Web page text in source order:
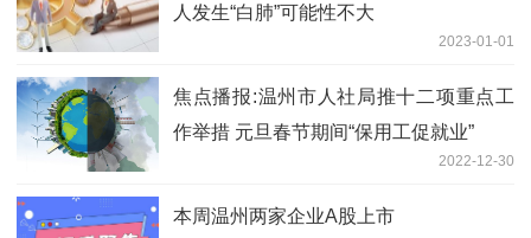
人发生“白肺”可能性不大
2023-01-01
焦点播报:温州市人社局推十二项重点工
作举措 元旦春节期间“保用工促就业”
2022-12-30
本周温州两家企业A股上市